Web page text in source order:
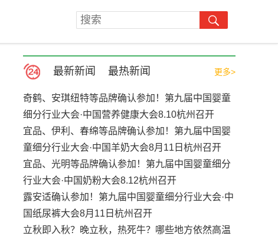
最新新闻 最热新闻 更多>
奇鹤、安琪纽特等品牌确认参加！第九届中国婴童
细分行业大会·中国营养健康大会8.10杭州召开
宜品、伊利、春绵等品牌确认参加！第九届中国婴
童细分行业大会·中国羊奶大会8月11日杭州召开
宜品、光明等品牌确认参加！第九届中国婴童细分
行业大会·中国奶粉大会8.12杭州召开
露安适确认参加！第九届中国婴童细分行业大会·中
国纸尿裤大会8月11日杭州召开
立秋即入秋？晚立秋，热死牛？哪些地方依然高温